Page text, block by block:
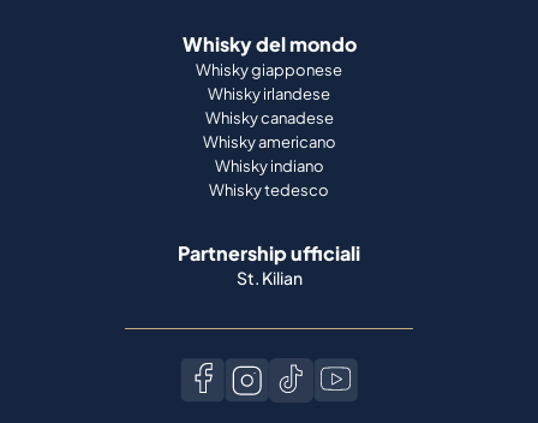
Whisky del mondo
Whisky giapponese
Whisky irlandese
Whisky canadese
Whisky americano
Whisky indiano
Whisky tedesco
Partnership ufficiali
St. Kilian